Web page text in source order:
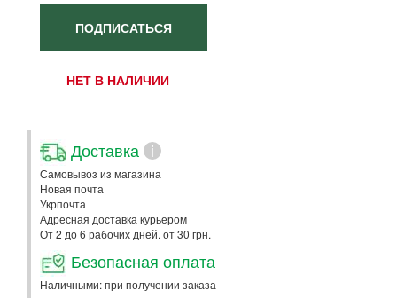
ПОДПИСАТЬСЯ
НЕТ В НАЛИЧИИ
Доставка i
Самовывоз из магазина
Новая почта
Укрпочта
Адресная доставка курьером
От 2 до 6 рабочих дней. от 30 грн.
Безопасная оплата
Наличными: при получении заказа